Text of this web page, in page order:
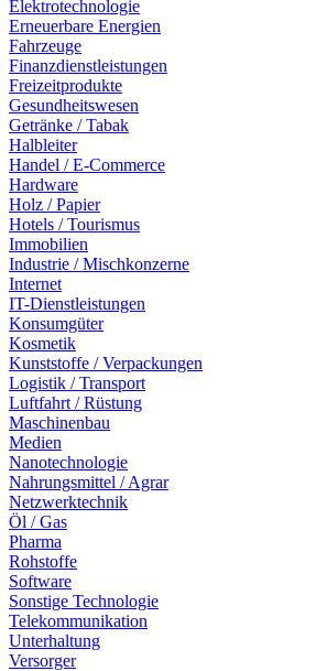
Elektrotechnologie
Erneuerbare Energien
Fahrzeuge
Finanzdienstleistungen
Freizeitprodukte
Gesundheitswesen
Getränke / Tabak
Halbleiter
Handel / E-Commerce
Hardware
Holz / Papier
Hotels / Tourismus
Immobilien
Industrie / Mischkonzerne
Internet
IT-Dienstleistungen
Konsumgüter
Kosmetik
Kunststoffe / Verpackungen
Logistik / Transport
Luftfahrt / Rüstung
Maschinenbau
Medien
Nanotechnologie
Nahrungsmittel / Agrar
Netzwerktechnik
Öl / Gas
Pharma
Rohstoffe
Software
Sonstige Technologie
Telekommunikation
Unterhaltung
Versorger